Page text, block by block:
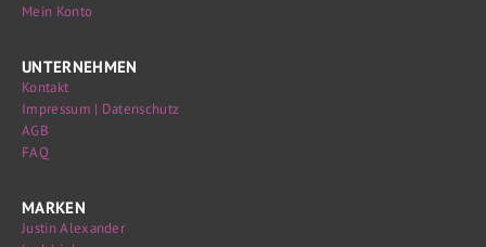
Mein Konto
UNTERNEHMEN
Kontakt
Impressum | Datenschutz
AGB
FAQ
MARKEN
Justin Alexander